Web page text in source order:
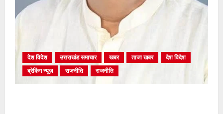
देश विदेश उत्तराखंड समाचार खबर ताजा खबर
देश विदेश
ब्रेकिंग न्यूज़
राजनीति राजनीति